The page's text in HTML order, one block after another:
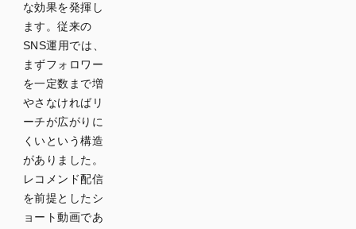
き出す
撮影設
計
商品・1
訴求に
絞る
冒頭で
食欲を
刺激す
る動画
構成
な効果を発揮し
ます。従来の
SNS運用では、
まずフォロワー
を一定数まで増
やさなければリ
ーチが広がりに
くいという構造
がありました。
レコメンド配信
を前提としたシ
ョート動画であ